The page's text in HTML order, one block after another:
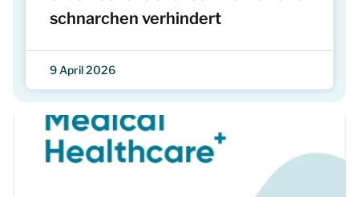
schnarchen verhindert
9 April 2026